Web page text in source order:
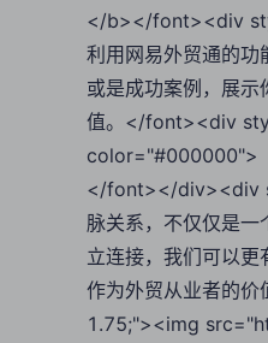
</b></font><div
利用网易外贸通的
或是成功案例，展
值。</font><div
color="#000000">
</font></div><div
脉关系，不仅仅是
立连接，我们可以
作为外贸从业者的
1.75;"><img